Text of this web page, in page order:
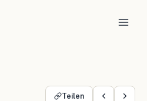
Teilen